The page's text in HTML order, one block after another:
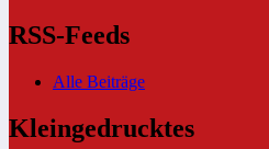
RSS-Feeds
Alle Beiträge
Kleingedrucktes